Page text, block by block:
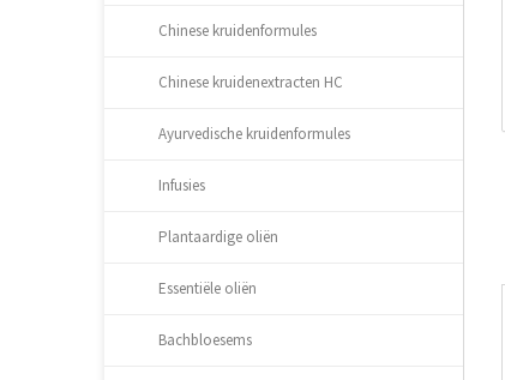
Chinese kruidenformules
Chinese kruidenextracten HC
Ayurvedische kruidenformules
Infusies
Plantaardige oliën
Essentiële oliën
Bachbloesems